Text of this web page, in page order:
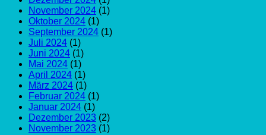
November 2024 (1)
Oktober 2024 (1)
September 2024 (1)
Juli 2024 (1)
Juni 2024 (1)
Mai 2024 (1)
April 2024 (1)
März 2024 (1)
Februar 2024 (1)
Januar 2024 (1)
Dezember 2023 (2)
November 2023 (1)